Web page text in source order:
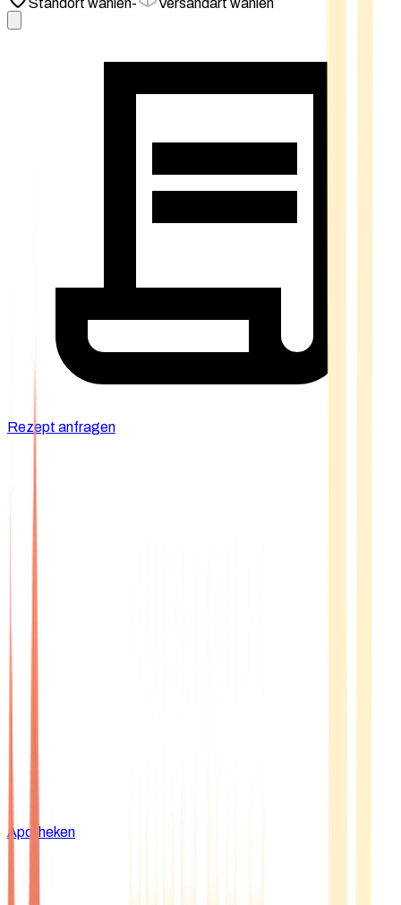
Standort wählen- Versandart wählen
Rezept anfragen
Apotheken